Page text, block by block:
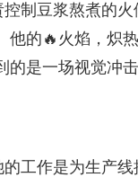
制豆浆熬煮的
的🔥火焰，炽
是一场视觉冲
工作是为生产